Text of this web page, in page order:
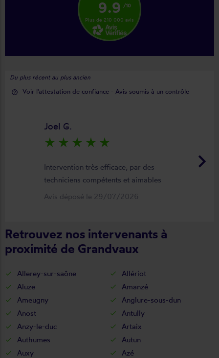
9.9 /10
Plus de 210 000 avis
Du plus récent au plus ancien
help_outline Voir l'attestation de confiance - Avis soumis à un contrôle
keyboard_arrow_right
Joel G.
star_rate star_rate star_rate star_rate star_rate
Intervention très efficace, par des
techniciens compétents et aimables
Avis déposé le 29/07/2026
Retrouvez nos intervenants à
proximité de Grandvaux
Allerey-sur-saône
Allériot
Aluze
Amanzé
Ameugny
Anglure-sous-dun
Anost
Antully
Anzy-le-duc
Artaix
Authumes
Autun
Auxy
Azé